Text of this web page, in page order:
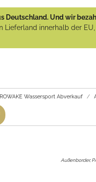
Deutschland. Und wir
Lieferland innerhalb der
Wassersport Abverkauf
Außenborder,